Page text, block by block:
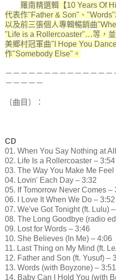
羅南精選輯【10 Years Of
代表作"Father & Son"、
以及前三張個人專輯暢銷曲
"Life is a Rollercoaster"…等，
美鄉村冠軍曲"I Hope You
作"Somebody Else"。
－－－－－－－－－－－－－
－－－－－
〔曲目〕：
CD
01. When You Say Nothing at
02. Life Is a Rollercoaster – 3:54
03. The Way You Make Me
04. Lovin' Each Day – 3:32
05. If Tomorrow Never Comes –
06. I Love It When We Do – 3:52
07. We've Got Tonight (ft. Lulu)
08. The Long Goodbye (radio
09. Lost for Words – 3:46
10. She Believes (In Me) – 4:06
11. Last Thing on My Mind (ft.
12. Father and Son (ft. Yusuf) –
13. Words (with Boyzone) – 3:51
14. Baby Can I Hold You (with